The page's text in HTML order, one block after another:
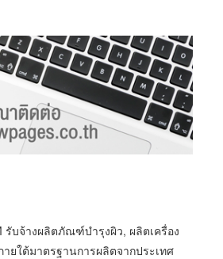
บจ้างผลิตภัณฑ์บำรุงผิว, ผลิตเครื่อง
ยใต้มาตรฐานการผลิตจากประเทศ